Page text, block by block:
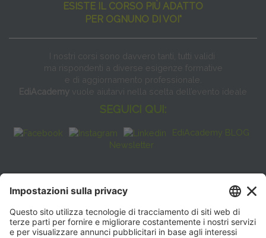
ESISTE IL CORSO PIÙ ADATTO
PER OGNUNO DI VOI"
I nostri corsi sono davvero tanti, tutti validi
ma rispondenti a diverse esigenze formative
e di aggiornamento professionale.
EdiAcademy vuole aiutarvi nella scelta dell’evento ideale
SEGUICI QUI:
EdiAcademy BLOG
Newsletter
FAQ
CONTATTI
EdiAcademy